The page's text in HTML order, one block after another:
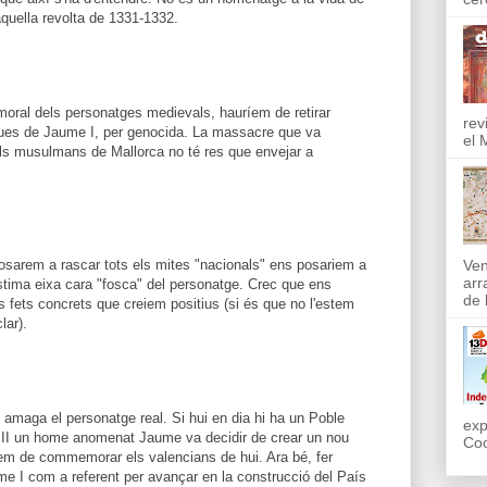
revolta de 1331-1332.
dels personatges medievals, hauríem de retirar
de Jaume I, per genocida. La massacre que va
musulmans de Mallorca no té res que envejar a
a rascar tots els mites "nacionals" ens posariem a
eixa cara "fosca" del personatge. Crec que ens
fets concrets que creiem positius (si és que no l'estem
el personatge real. Si hui en dia hi ha un Poble
un home anomenat Jaume va decidir de crear un nou
de commemorar els valencians de hui. Ara bé, fer
I com a referent per avançar en la construcció del País
el
de